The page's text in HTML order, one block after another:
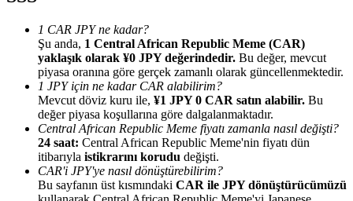
Yönlendirme
Arkadaşını davet et, nakit ödüller kazan
1 CAR JPY ne kadar?
Şu anda, 1 Central African Republic Meme (CAR)
yaklaşık olarak ¥0 JPY değerindedir. Bu değer, mevcut
piyasa oranına göre gerçek zamanlı olarak güncellenmektedir.
1 JPY için ne kadar CAR alabilirim?
Mevcut döviz kuru ile, ¥1 JPY 0 CAR satın alabilir. Bu
değer piyasa koşullarına göre dalgalanmaktadır.
Central African Republic Meme fiyatı zamanla nasıl değişti?
24 saat: Central African Republic Meme'nin fiyatı dün
itibarıyla istikrarını korudu değişti.
CAR'i JPY'ye nasıl dönüştürebilirim?
Bu sayfanın üst kısmındaki CAR ile JPY dönüştürücümüzü